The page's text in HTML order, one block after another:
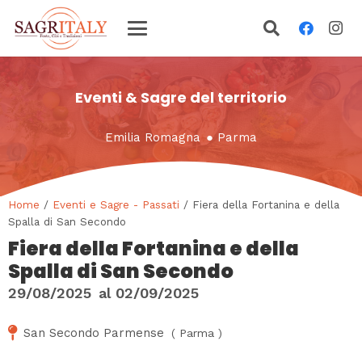
Eventi & Sagre del territorio
Emilia Romagna ● Parma
Home / Eventi e Sagre - Passati / Fiera della Fortanina e della
Spalla di San Secondo
Fiera della Fortanina e della
Spalla di San Secondo
29/08/2025 al 02/09/2025
San Secondo Parmense ( Parma )